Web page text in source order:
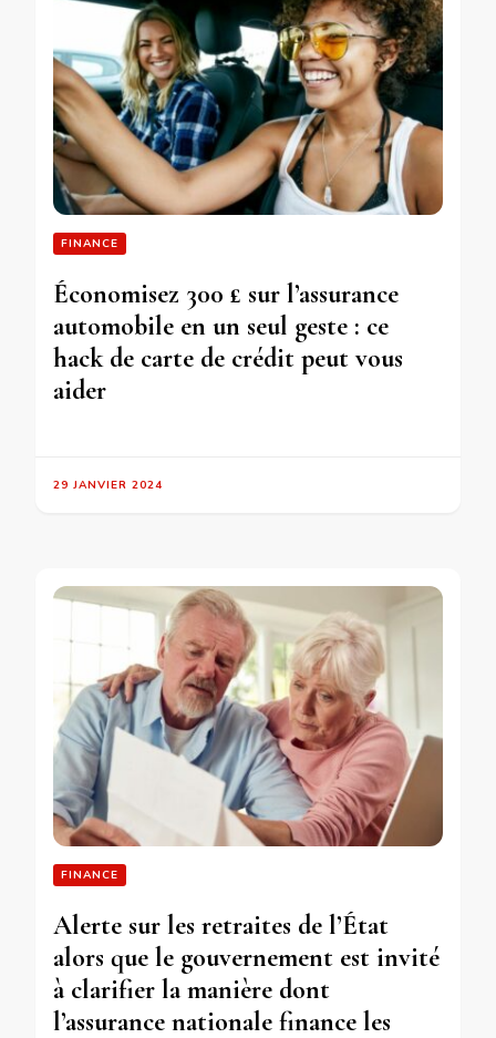
FINANCE
Économisez 300 £ sur l’assurance
automobile en un seul geste : ce
hack de carte de crédit peut vous
aider
29 JANVIER 2024
FINANCE
Alerte sur les retraites de l’État
alors que le gouvernement est invité
à clarifier la manière dont
l’assurance nationale finance les